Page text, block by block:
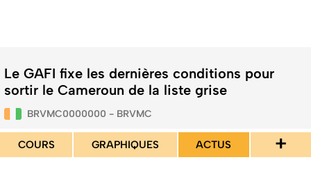
Le GAFI fixe les dernières conditions pour
sortir le Cameroun de la liste grise
BRVMC0000000 - BRVMC
COURS GRAPHIQUES ACTUS +